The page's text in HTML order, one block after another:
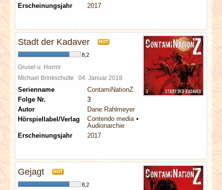
Erscheinungsjahr
2017
Stadt der Kadaver HOT
8,2
Grusel u. Horror
Michael Brinkschulte 04. Januar 2018
Serienname
ContamiNationZ
Folge Nr.
3
Autor
Dane Rahlmeyer
Hörspiellabel/Verlag
Contendo media
Audionarchie
Erscheinungsjahr
2017
Gejagt HOT
8,2